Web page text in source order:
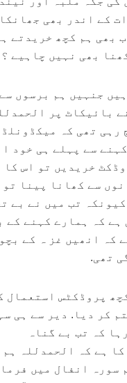
کے اندر بھی
بھی ہم کچھ خریدتے
بھی نہیں چاہیے ؟
جنہیں ہم برسوں
سے شروع کیے گئے اپنے بائیکاٹ پر
رہی تھی کہ میکڈونلڈ
سے پہلے ہی خود
خریدیں تو اس کا
سے کھانا پینا تو
تب میں نے بے
ہے کہ ہمارے کہنے کے
کہ انھیں غز ہ کے
تھی.
سے کچھ پروڈکٹس استعمال
کر دیا. دیر سے ہی
کہ تب بے گناہ
ہے کہ الحمدللہ ہم
سورہ انفال میں